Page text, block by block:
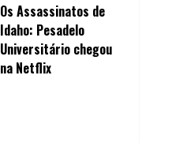
Os Assassinatos de
Idaho: Pesadelo
Universitário chegou
na Netflix